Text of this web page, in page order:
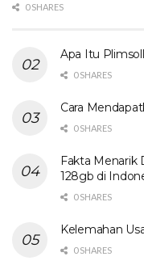
0 SHARES
Apa Itu
0 SHARES
Cara
0 SHARES
Fakta Menarik
128gb di
0 SHARES
Kelemahan
0 SHARES